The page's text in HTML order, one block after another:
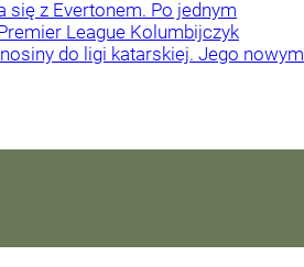
się z Evertonem. Po jednym
League Kolumbijczyk
do ligi katarskiej. Jego nowym